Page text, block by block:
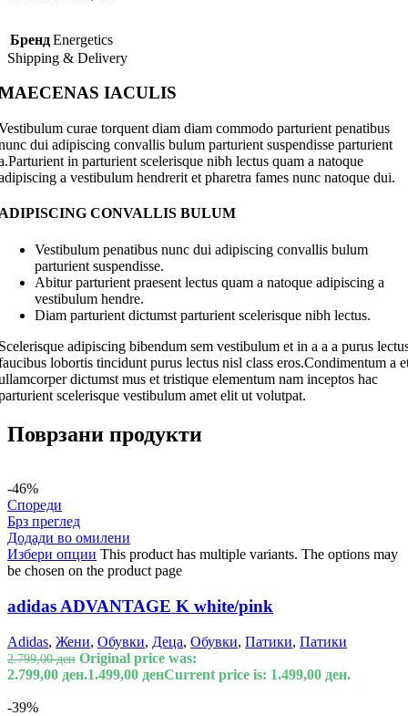
БрендEnergetics
Shipping & Delivery
IACULIS
curae torquent diam diam commodo parturient penatibus
dui adipiscing convallis bulum parturient suspendisse parturient
in parturient scelerisque nibh lectus quam a natoque
a vestibulum hendrerit et pharetra fames nunc natoque dui.
CONVALLIS BULUM
Vestibulum penatibus nunc dui adipiscing convallis bulum
parturient suspendisse.
Abitur parturient praesent lectus quam a natoque adipiscing a
vestibulum hendre.
Diam parturient dictumst parturient scelerisque nibh lectus.
adipiscing bibendum sem vestibulum et in a a a purus
lobortis tincidunt purus lectus nisl class eros.Condimentum a
dictumst mus et tristique elementum nam inceptos hac
scelerisque vestibulum amet elit ut volutpat.
Поврзани продукти
-46%
Спореди
Брз преглед
Додади во омилени
Избери опции This product has multiple variants. The options may
be chosen on the product page
adidas ADVANTAGE K white/pink
Adidas, Жени, Обувки, Деца, Обувки, Патики, Патики
2.799,00ден Original price was:
2.799,00 ден.1.499,00 денCurrent price is: 1.499,00 ден.
-39%